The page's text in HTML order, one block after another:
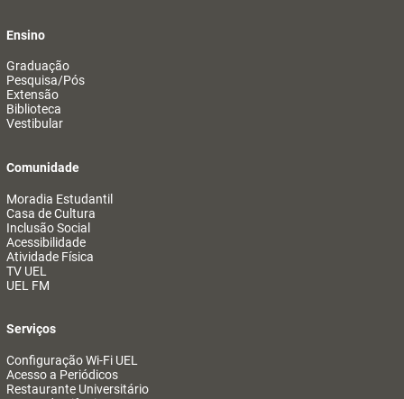
Ensino
Graduação
Pesquisa/Pós
Extensão
Biblioteca
Vestibular
Comunidade
Moradia Estudantil
Casa de Cultura
Inclusão Social
Acessibilidade
Atividade Física
TV UEL
UEL FM
Serviços
Configuração Wi-Fi UEL
Acesso a Periódicos
Restaurante Universitário